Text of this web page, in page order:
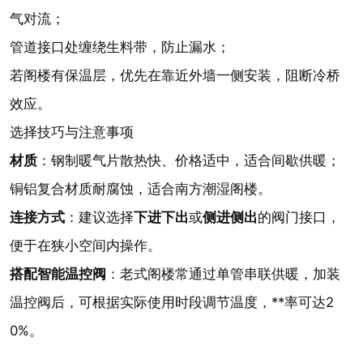
气对流；
管道接口处缠绕生料带，防止漏水；
若阁楼有保温层，优先在靠近外墙一侧安装，阻断冷桥
效应。
选择技巧与注意事项
材质：钢制暖气片散热快、价格适中，适合间歇供暖；
铜铝复合材质耐腐蚀，适合南方潮湿阁楼。
连接方式：建议选择下进下出或侧进侧出的阀门接口，
便于在狭小空间内操作。
搭配智能温控阀 ：老式阁楼常通过单管串联供暖，加装
温控阀后，可根据实际使用时段调节温度，**率可达2
0%。